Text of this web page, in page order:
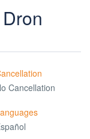
Cancellation